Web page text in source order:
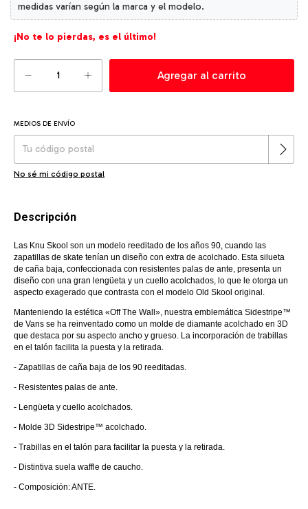
¡No te lo pierdas, es el último!
Entregas para el CP:
MEDIOS DE ENVÍO
No sé mi código postal
Descripción
Las Knu Skool son un modelo reeditado de los años 90, cuando las
zapatillas de skate tenían un diseño con extra de acolchado. Esta silueta
de caña baja, confeccionada con resistentes palas de ante, presenta un
diseño con una gran lengüeta y un cuello acolchados, lo que le otorga un
aspecto exagerado que contrasta con el modelo Old Skool original.
Manteniendo la estética «Off The Wall», nuestra emblemática Sidestripe™
de Vans se ha reinventado como un molde de diamante acolchado en 3D
que destaca por su aspecto ancho y grueso. La incorporación de trabillas
en el talón facilita la puesta y la retirada.
- Zapatillas de caña baja de los 90 reeditadas.
- Resistentes palas de ante.
- Lengüeta y cuello acolchados.
- Molde 3D Sidestripe™ acolchado.
- Trabillas en el talón para facilitar la puesta y la retirada.
- Distintiva suela waffle de caucho.
- Composición: ANTE.